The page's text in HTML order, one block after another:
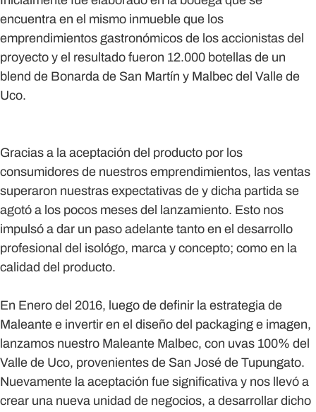
encuentra en el mismo inmueble que los
emprendimientos gastronómicos de los accionistas del
proyecto y el resultado fueron 12.000 botellas de un
blend de Bonarda de San Martín y Malbec del Valle de
Uco.
Gracias a la aceptación del producto por los
consumidores de nuestros emprendimientos, las ventas
superaron nuestras expectativas de y dicha partida se
agotó a los pocos meses del lanzamiento. Esto nos
impulsó a dar un paso adelante tanto en el desarrollo
profesional del isológo, marca y concepto; como en la
calidad del producto.
En Enero del 2016, luego de definir la estrategia de
Maleante e invertir en el diseño del packaging e imagen,
lanzamos nuestro Maleante Malbec, con uvas 100% del
Valle de Uco, provenientes de San José de Tupungato.
Nuevamente la aceptación fue significativa y nos llevó a
crear una nueva unidad de negocios, a desarrollar dicho